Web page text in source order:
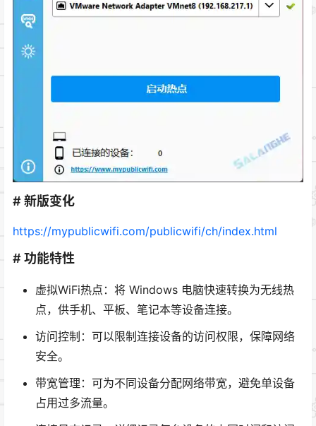
# 新版变化
https://mypublicwifi.com/publicwifi/ch/index.html
# 功能特性
虚拟WiFi热点：将 Windows 电脑快速转换为无线热
点，供手机、平板、笔记本等设备连接。
访问控制：可以限制连接设备的访问权限，保障网络
安全。
带宽管理：可为不同设备分配网络带宽，避免单设备
占用过多流量。